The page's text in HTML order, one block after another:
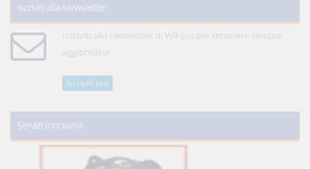
Iscriviti alla Newsletter
Iscriviti alla newsletter di WikiJus per rimanere sempre
aggiornato!
Iscriviti ora
Servizi innovativi